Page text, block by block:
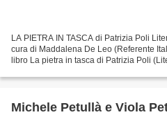
LA PIETRA IN TASCA di Patrizia Poli
cura di Maddalena De Leo (Referente
libro La pietra in tasca di Patrizia Poli
Michele Petullà e Viola